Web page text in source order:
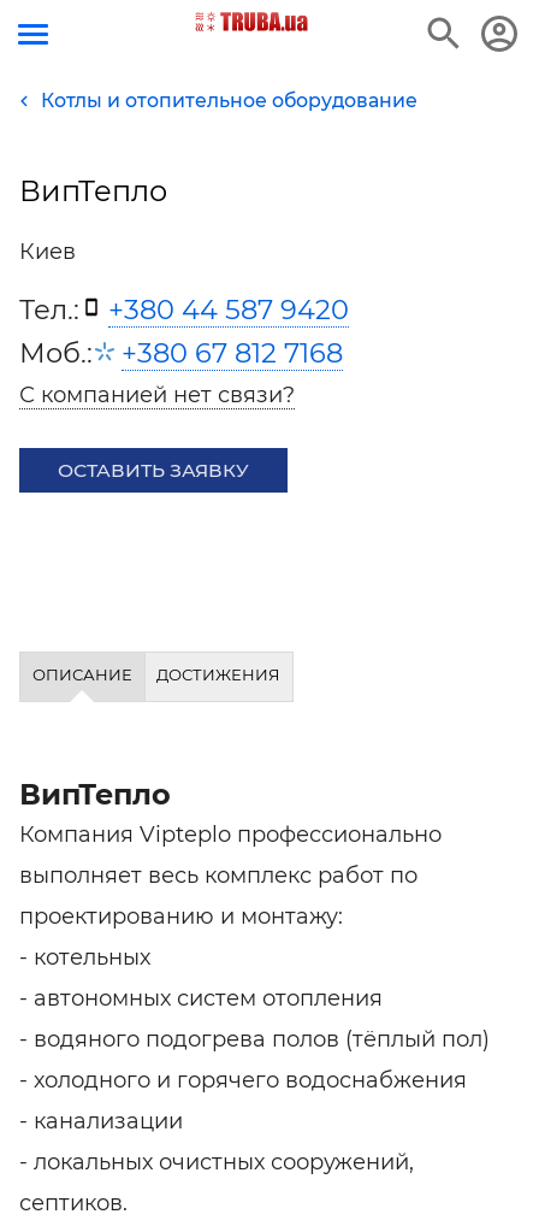
Котлы и отопительное оборудование
ВипТепло
Киев
Тел.:
+380 44 587 9420
Моб.:
+380 67 812 7168
С компанией нет связи?
ОСТАВИТЬ ЗАЯВКУ
ОПИСАНИЕ ДОСТИЖЕНИЯ
ВипТепло
Компания Vipteplo профессионально
выполняет весь комплекс работ по
проектированию и монтажу:
- котельных
- автономных систем отопления
- водяного подогрева полов (тёплый пол)
- холодного и горячего водоснабжения
- канализации
- локальных очистных сооружений,
септиков.